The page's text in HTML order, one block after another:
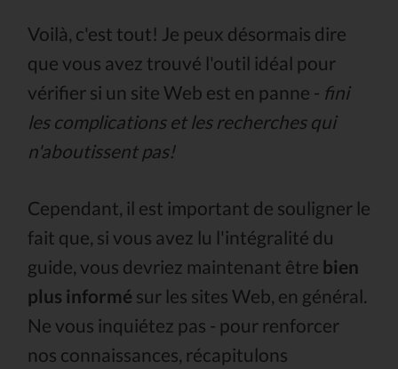
Voilà, c'est tout! Je peux désormais dire
que vous avez trouvé l'outil idéal pour
vérifier si un site Web est en panne - fini
les complications et les recherches qui
n'aboutissent pas!
Cependant, il est important de souligner le
fait que, si vous avez lu l'intégralité du
guide, vous devriez maintenant être bien
plus informé sur les sites Web, en général.
Ne vous inquiétez pas - pour renforcer
nos connaissances, récapitulons